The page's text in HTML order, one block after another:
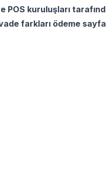
POS kuruluşları
farkları ödeme